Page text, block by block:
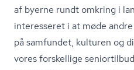
af byerne rundt omkring i
interesseret i at møde
på samfundet, kulturen og
vores forskellige